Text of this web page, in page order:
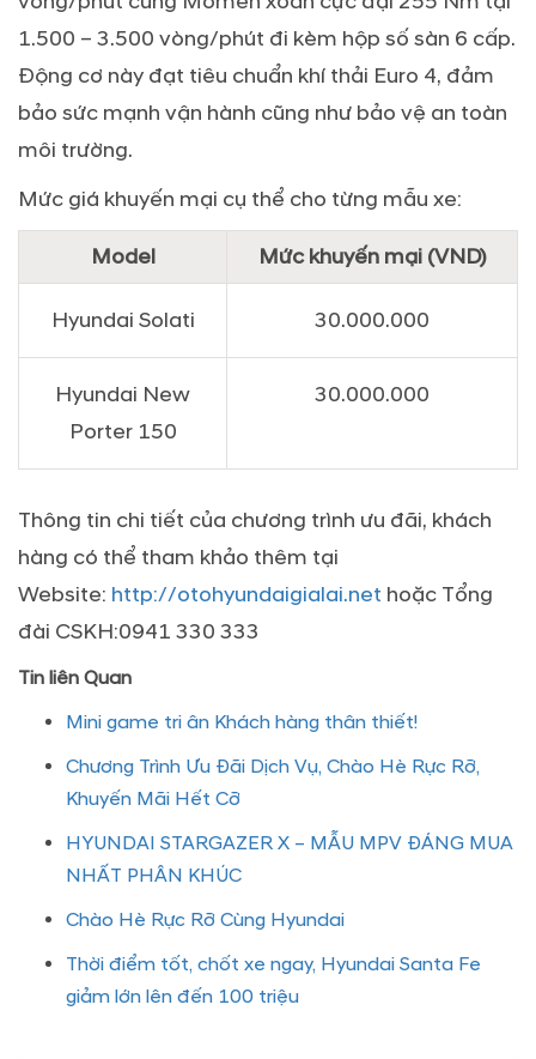
1.500 – 3.500 vòng/phút đi kèm hộp số sàn 6 cấp.
Động cơ này đạt tiêu chuẩn khí thải Euro 4, đảm
bảo sức mạnh vận hành cũng như bảo vệ an toàn
môi trường.
Mức giá khuyến mại cụ thể cho từng mẫu xe:
Model Mức khuyến mại (VND)
Hyundai Solati 30.000.000
Hyundai New
Porter 150
30.000.000
Thông tin chi tiết của chương trình ưu đãi, khách
hàng có thể tham khảo thêm tại
Website: http://otohyundaigialai.net hoặc Tổng
đài CSKH:0941 330 333
Tin liên Quan
Mini game tri ân Khách hàng thân thiết!
Chương Trình Ưu Đãi Dịch Vụ, Chào Hè Rực Rỡ,
Khuyến Mãi Hết Cỡ
HYUNDAI STARGAZER X – MẪU MPV ĐÁNG MUA
NHẤT PHÂN KHÚC
Chào Hè Rực Rỡ Cùng Hyundai
Thời điểm tốt, chốt xe ngay, Hyundai Santa Fe
giảm lớn lên đến 100 triệu